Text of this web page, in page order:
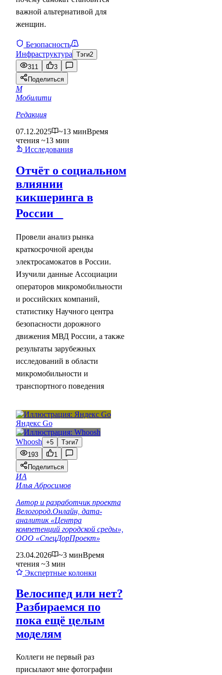
важной альтернативой для
женщин.
Безопасность
Инфраструктура Тэги2
311
3
Поделиться
М
Мобилити
Редакция
07.12.2025
~13 минВремя
чтения ~13 мин
Исследования
Отчёт о социальном
влиянии
кикшеринга в
России
Провели анализ рынка
краткосрочной аренды
электросамокатов в России.
Изучили данные Ассоциации
операторов микромобильности
и российских компаний,
статистику Научного центра
безопасности дорожного
движения МВД России, а также
результаты зарубежных
исследований в области
микромобильности и
транспортного поведения
Яндекс Go
Whoosh +5 Тэги7
193
1
Поделиться
ИА
Илья Абросимов
Автор и разработчик проекта
Велогород.Онлайн, дата-
аналитик «Центра
компетенций городской среды»,
ООО «СпецДорПроект»
23.04.2026
~3 минВремя
чтения ~3 мин
Экспертные колонки
Велосипед или нет?
Разбираемся по
пока ещё целым
моделям
Коллеги не первый раз
присылают мне фотографии